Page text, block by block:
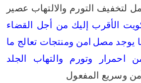
لتخفيف التورم والالتهاب عصير
الأقرب إليك من أجل القضاء
يوجد مصل امن ومنتجات تعالج ما
احمرار وتورم والتهاب الجلد
وسريع المفعول